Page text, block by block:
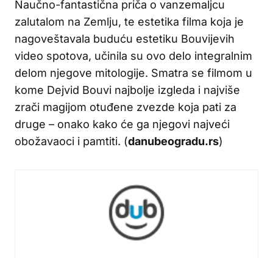
Naučno-fantastična priča o vanzemaljcu
zalutalom na Zemlju, te estetika filma koja je
nagoveštavala buduću estetiku Bouvijevih
video spotova, učinila su ovo delo integralnim
delom njegove mitologije. Smatra se filmom u
kome Dejvid Bouvi najbolje izgleda i najviše
zrači magijom otuđene zvezde koja pati za
druge – onako kako će ga njegovi najveći
obožavaoci i pamtiti. (danubeogradu.rs)